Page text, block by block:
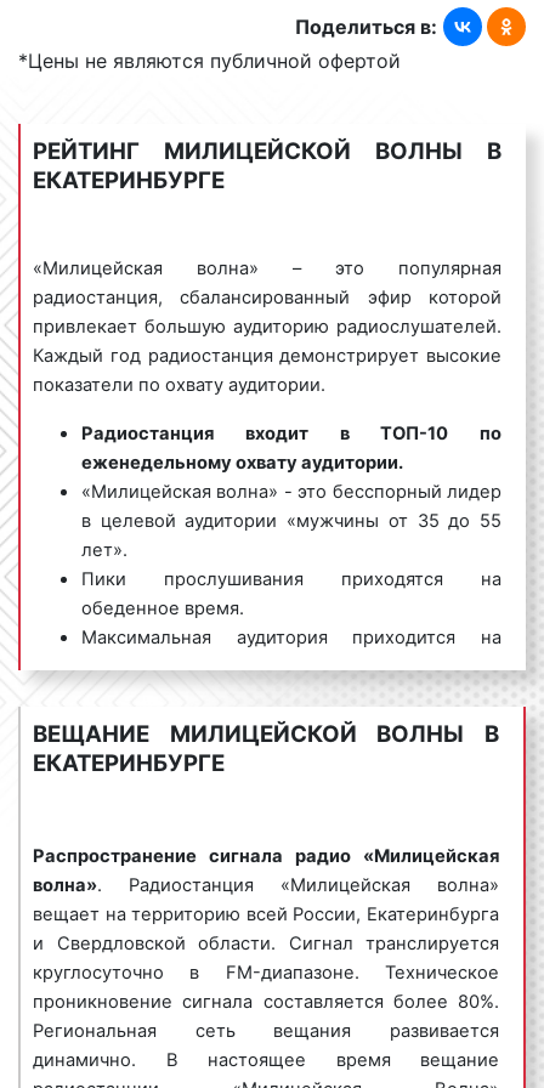
волна» осуществляет интернет-вещание на
официальном сайте
волна» входит в пакет каналов «Базовый Запад
НТВ+».
Тематика вещания радио Милицейская
волна в Екатеринбурге
Эфир радио «Милицейская волна» разнообразен:
формате от 90-х до наших дней;
информация о деятельности МВД РФ;
новости о важнейших событиях.
Музыкальные композиции являются основой
радиоэфира «Милицейской волны». Среди
музыкальных произведений более 80% – это
отечественные хиты. Наиболее известными и
«Горячее сердце»;
«Магнитофон»;
Радио «Милицейская волна» очень популярна
среди рекламодателей в Екатеринбурге и
Свердловской области. Многие рекламодатели на
постоянной основе размещают рекламные ролики
именно на частотах «Милицейской волны».
Поделиться в:
*Цены не являются публичной офертой
РЕЙТИНГ МИЛИЦЕЙСКОЙ ВОЛНЫ В
ЕКАТЕРИНБУРГЕ
«Милицейская волна» – это популярная
радиостанция, сбалансированный эфир которой
привлекает большую аудиторию радиослушателей.
Каждый год радиостанция демонстрирует высокие
показатели по охвату аудитории.
Радиостанция входит в ТОП-10 по
еженедельному охвату аудитории.
«Милицейская волна» - это бесспорный лидер
в целевой аудитории «мужчины от 35 до 55
лет».
Пики прослушивания приходятся на
обеденное время.
Максимальная аудитория приходится на
временной период между 17:00 и 20:00.
Среднее время прослушивания составляет
более 30 минут.
Рекламодатели давно и по достоинству оценили
аудитории, качественные радиопрограммы,
известность и популярность радиостанции
положительно сказываются на эффективности
рекламы. Благодаря размещению рекламы на
«Милицейской волне» можно значительно
увеличить поток клиентов и поднять процент
продаж.
ВЕЩАНИЕ МИЛИЦЕЙСКОЙ ВОЛНЫ В
ЕКАТЕРИНБУРГЕ
Распространение сигнала радио «Милицейская
волна». Радиостанция «Милицейская волна»
вещает на территорию всей России, Екатеринбурга
и Свердловской области. Сигнал транслируется
круглосуточно в FM-диапазоне. Техническое
проникновение сигнала составляется более 80%.
Региональная сеть вещания развивается
динамично. В настоящее время вещание